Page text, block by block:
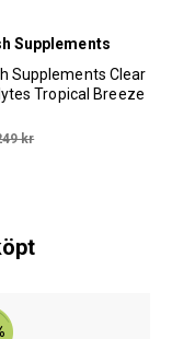
Supplements
Supplements Clear
Tropical Breeze
kr